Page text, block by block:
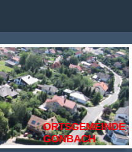
ORTSGEMEINDE
GONBACH